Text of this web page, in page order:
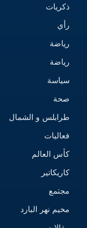
ذكريات
رأي
رياضة
رياضة
سياسة
صحة
طرابلس و الشمال
فعاليات
كأس العالم
كاريكاتير
مجتمع
مخيم نهر البارد